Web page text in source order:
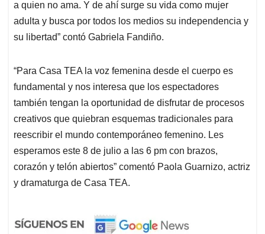
a quien no ama. Y de ahí surge su vida como mujer
adulta y busca por todos los medios su independencia y
su libertad” contó Gabriela Fandiño.
“Para Casa TEA la voz femenina desde el cuerpo es
fundamental y nos interesa que los espectadores
también tengan la oportunidad de disfrutar de procesos
creativos que quiebran esquemas tradicionales para
reescribir el mundo contemporáneo femenino. Les
esperamos este 8 de julio a las 6 pm con brazos,
corazón y telón abiertos” comentó Paola Guarnizo, actriz
y dramaturga de Casa TEA.